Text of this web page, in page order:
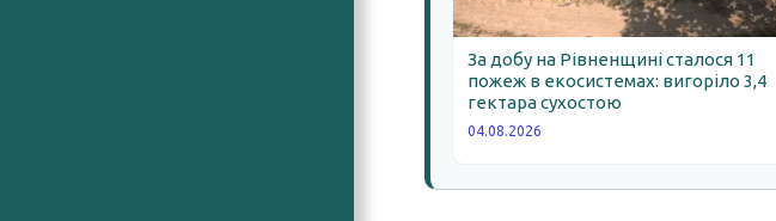
За добу на Рівненщині сталося 11
пожеж в екосистемах: вигоріло 3,4
гектара сухостою
04.08.2026